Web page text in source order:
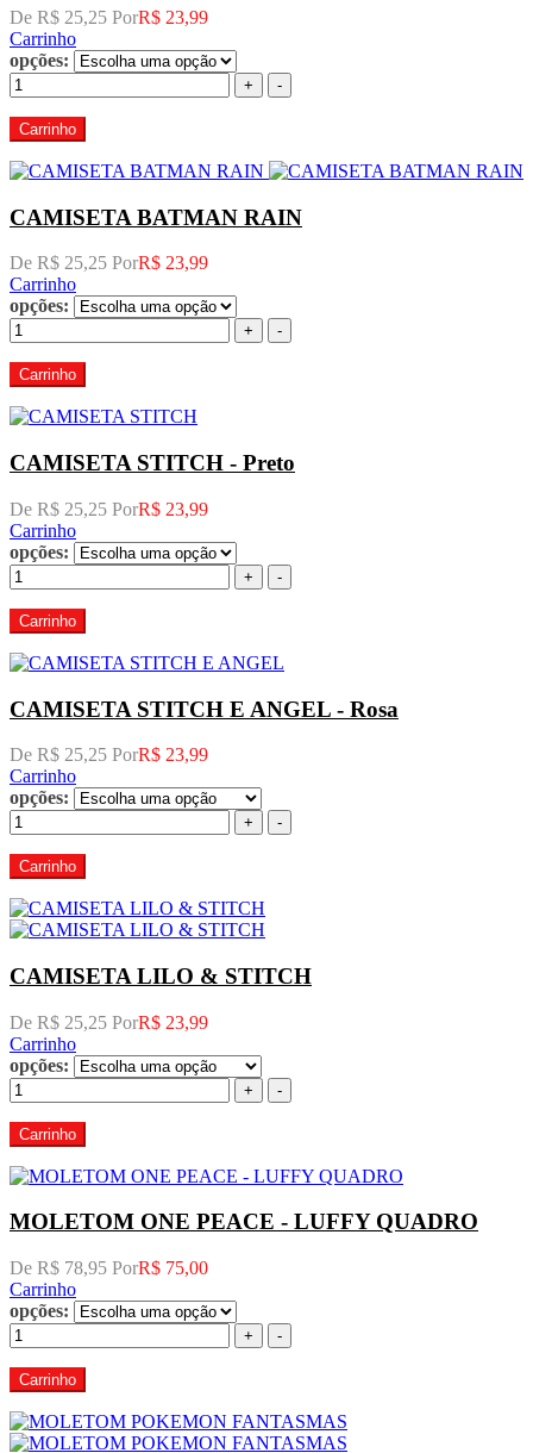
De R$ 25,25 PorR$ 23,99
Carrinho
opções:
+ -
Carrinho
CAMISETA BATMAN RAIN
De R$ 25,25 PorR$ 23,99
Carrinho
opções:
+ -
Carrinho
CAMISETA STITCH - Preto
De R$ 25,25 PorR$ 23,99
Carrinho
opções:
+ -
Carrinho
CAMISETA STITCH E ANGEL - Rosa
De R$ 25,25 PorR$ 23,99
Carrinho
opções:
+ -
Carrinho
CAMISETA LILO & STITCH
De R$ 25,25 PorR$ 23,99
Carrinho
opções:
+ -
Carrinho
MOLETOM ONE PEACE - LUFFY QUADRO
De R$ 78,95 PorR$ 75,00
Carrinho
opções:
+ -
Carrinho